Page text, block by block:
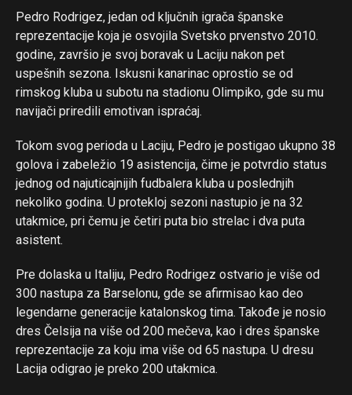
Pedro Rodrigez, jedan od ključnih igrača španske
reprezentacije koja je osvojila Svetsko prvenstvo 2010.
godine, završio je svoj boravak u Laciju nakon pet
uspešnih sezona. Iskusni kanarinac oprostio se od
rimskog kluba u subotu na stadionu Olimpiko, gde su mu
navijači priredili emotivan ispraćaj.
Tokom svog perioda u Laciju, Pedro je postigao ukupno 38
golova i zabeležio 19 asistencija, čime je potvrdio status
jednog od najuticajnijih fudbalera kluba u poslednjih
nekoliko godina. U protekloj sezoni nastupio je na 32
utakmice, pri čemu je četiri puta bio strelac i dva puta
asistent.
Pre dolaska u Italiju, Pedro Rodrigez ostvario je više od
300 nastupa za Barselonu, gde se afirmisao kao deo
legendarne generacije katalonskog tima. Takođe je nosio
dres Čelsija na više od 200 mečeva, kao i dres španske
reprezentacije za koju ima više od 65 nastupa. U dresu
Lacija odigrao je preko 200 utakmica.